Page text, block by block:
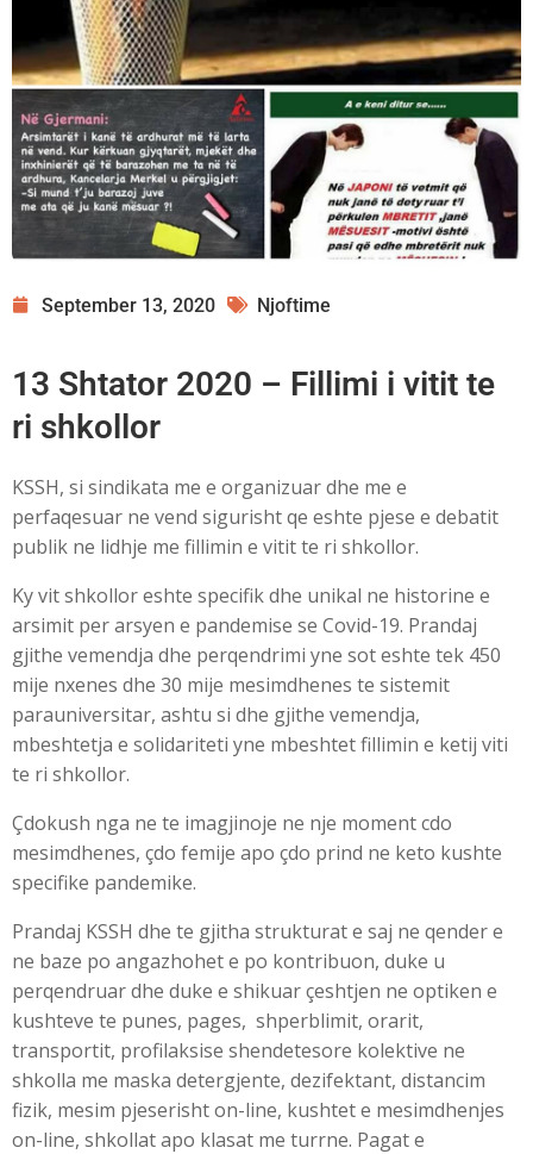
September 13, 2020 Njoftime
13 Shtator 2020 – Fillimi i vitit te
ri shkollor
KSSH, si sindikata me e organizuar dhe me e
perfaqesuar ne vend sigurisht qe eshte pjese e debatit
publik ne lidhje me fillimin e vitit te ri shkollor.
Ky vit shkollor eshte specifik dhe unikal ne historine e
arsimit per arsyen e pandemise se Covid-19. Prandaj
gjithe vemendja dhe perqendrimi yne sot eshte tek 450
mije nxenes dhe 30 mije mesimdhenes te sistemit
parauniversitar, ashtu si dhe gjithe vemendja,
mbeshtetja e solidariteti yne mbeshtet fillimin e ketij viti
te ri shkollor.
Çdokush nga ne te imagjinoje ne nje moment cdo
mesimdhenes, çdo femije apo çdo prind ne keto kushte
specifike pandemike.
Prandaj KSSH dhe te gjitha strukturat e saj ne qender e
ne baze po angazhohet e po kontribuon, duke u
perqendruar dhe duke e shikuar çeshtjen ne optiken e
kushteve te punes, pages, shperblimit, orarit,
transportit, profilaksise shendetesore kolektive ne
shkolla me maska detergjente, dezifektant, distancim
fizik, mesim pjeserisht on-line, kushtet e mesimdhenjes
on-line, shkollat apo klasat me turrne. Pagat e